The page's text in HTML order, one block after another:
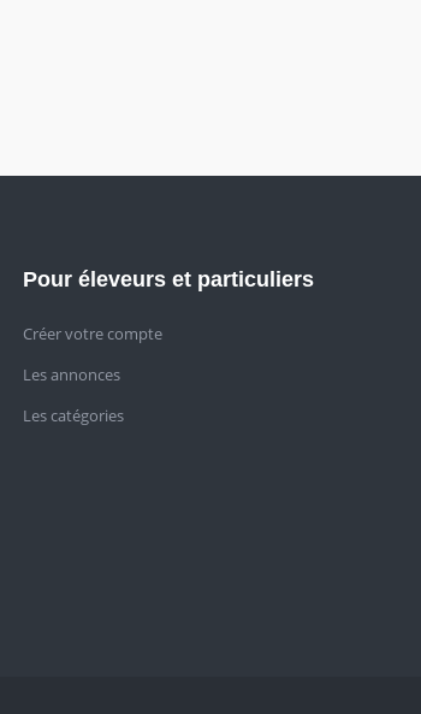
Pour éleveurs et particuliers
Créer votre compte
Les annonces
Les catégories